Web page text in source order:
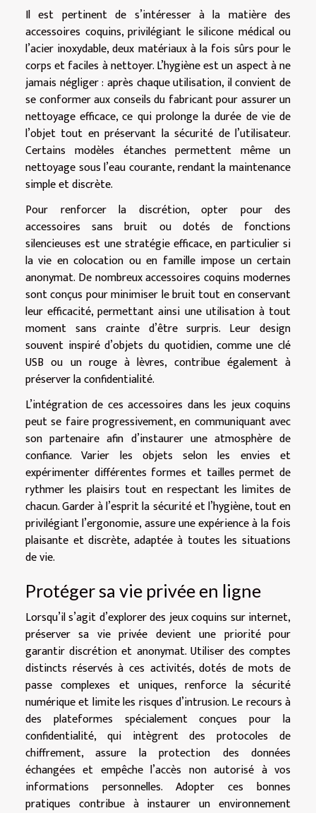
Il est pertinent de s’intéresser à la matière des
accessoires coquins, privilégiant le silicone médical ou
l’acier inoxydable, deux matériaux à la fois sûrs pour le
corps et faciles à nettoyer. L’hygiène est un aspect à ne
jamais négliger : après chaque utilisation, il convient de
se conformer aux conseils du fabricant pour assurer un
nettoyage efficace, ce qui prolonge la durée de vie de
l’objet tout en préservant la sécurité de l’utilisateur.
Certains modèles étanches permettent même un
nettoyage sous l’eau courante, rendant la maintenance
simple et discrète.
Pour renforcer la discrétion, opter pour des
accessoires sans bruit ou dotés de fonctions
silencieuses est une stratégie efficace, en particulier si
la vie en colocation ou en famille impose un certain
anonymat. De nombreux accessoires coquins modernes
sont conçus pour minimiser le bruit tout en conservant
leur efficacité, permettant ainsi une utilisation à tout
moment sans crainte d’être surpris. Leur design
souvent inspiré d’objets du quotidien, comme une clé
USB ou un rouge à lèvres, contribue également à
préserver la confidentialité.
L’intégration de ces accessoires dans les jeux coquins
peut se faire progressivement, en communiquant avec
son partenaire afin d’instaurer une atmosphère de
confiance. Varier les objets selon les envies et
expérimenter différentes formes et tailles permet de
rythmer les plaisirs tout en respectant les limites de
chacun. Garder à l’esprit la sécurité et l’hygiène, tout en
privilégiant l’ergonomie, assure une expérience à la fois
plaisante et discrète, adaptée à toutes les situations
de vie.
Protéger sa vie privée en ligne
Lorsqu’il s’agit d’explorer des jeux coquins sur internet,
préserver sa vie privée devient une priorité pour
garantir discrétion et anonymat. Utiliser des comptes
distincts réservés à ces activités, dotés de mots de
passe complexes et uniques, renforce la sécurité
numérique et limite les risques d’intrusion. Le recours à
des plateformes spécialement conçues pour la
confidentialité, qui intègrent des protocoles de
chiffrement, assure la protection des données
échangées et empêche l’accès non autorisé à vos
informations personnelles. Adopter ces bonnes
pratiques contribue à instaurer un environnement